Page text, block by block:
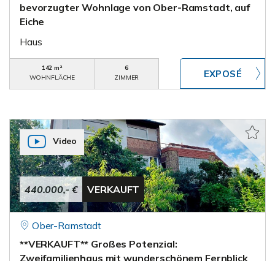
bevorzugter Wohnlage von Ober-Ramstadt, auf
Eiche
Haus
142 m²
WOHNFLÄCHE
6
ZIMMER
440.000,- € VERKAUFT
Video
Ober-Ramstadt
**VERKAUFT** Großes Potenzial:
Zweifamilienhaus mit wunderschönem Fernblick